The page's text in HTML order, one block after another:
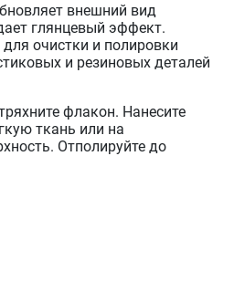
внешний вид
глянцевый эффект.
очистки и полировки
и резиновых деталей
флакон. Нанесите
ткань или на
Отполируйте до